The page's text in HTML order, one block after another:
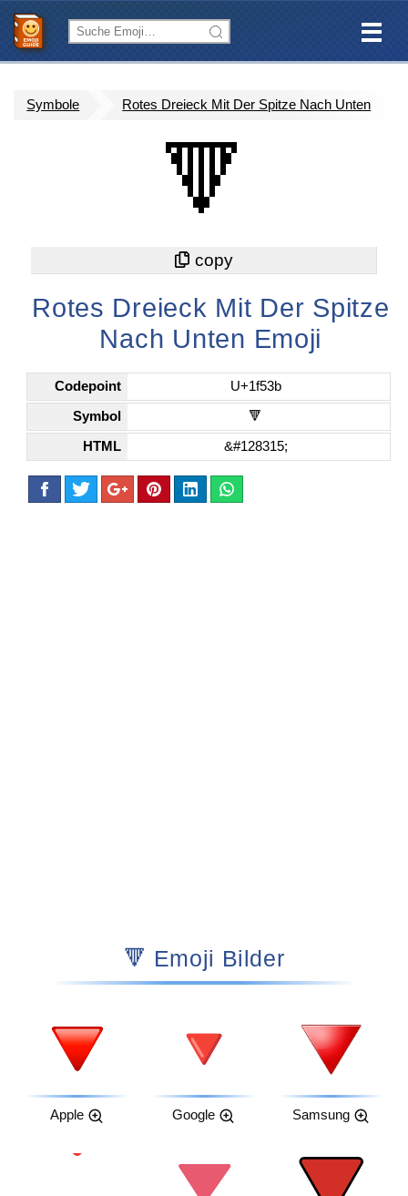
Symbole Rotes Dreieck Mit Der Spitze Nach Unten
🔻
Rotes Dreieck Mit Der Spitze
Nach Unten Emoji
Codepoint U+1f53b
Symbol 🔻
HTML &#128315;
🔻 Emoji Bilder
Apple Google Samsung